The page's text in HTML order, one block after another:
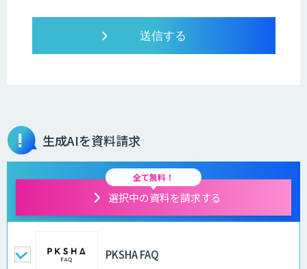
生成AIを資料請求
全て無料！
選択中の資料を請求する
PKSHA FAQ